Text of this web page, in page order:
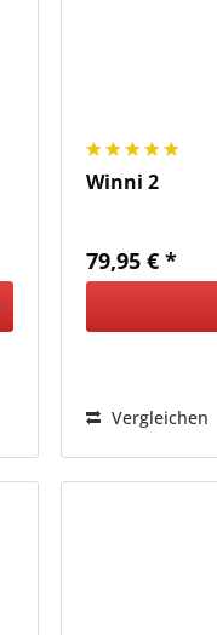
Winni 2
79,95 € *
Vergleichen